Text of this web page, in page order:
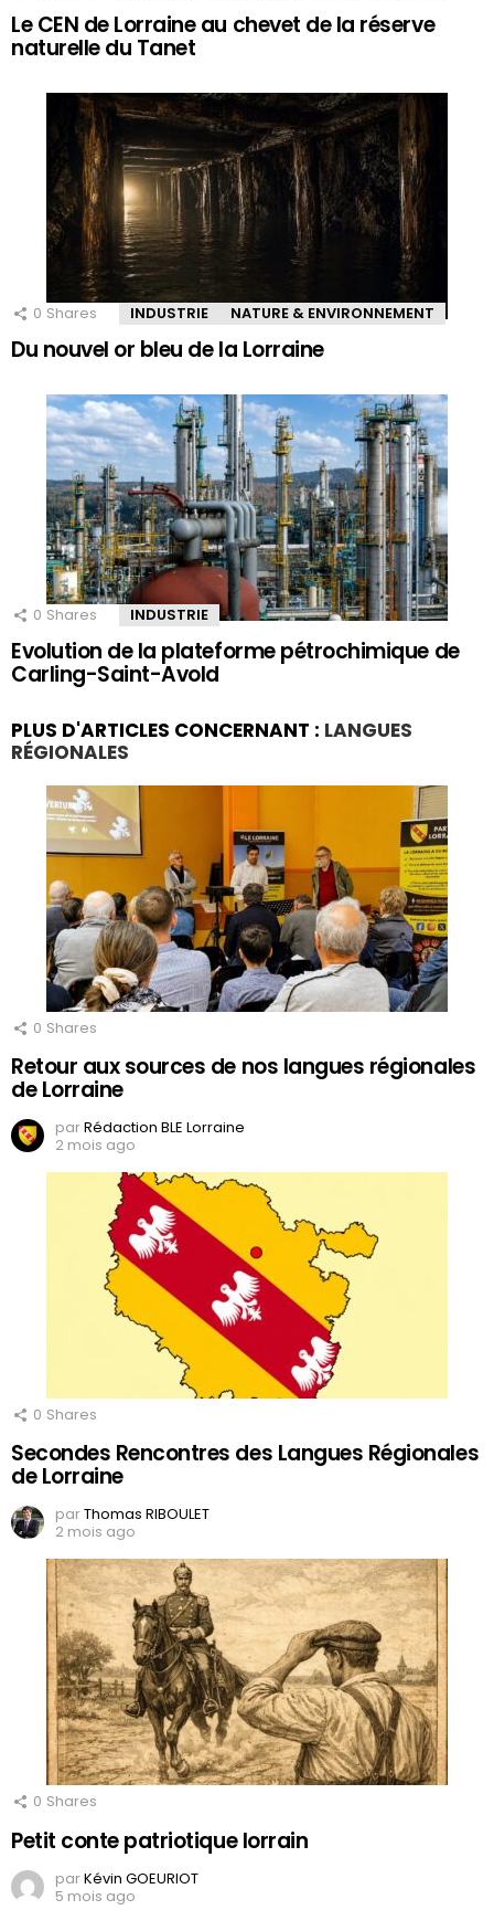
Le CEN de Lorraine au chevet de la réserve
naturelle du Tanet
0 Shares INDUSTRIE NATURE & ENVIRONNEMENT
Du nouvel or bleu de la Lorraine
0 Shares INDUSTRIE
Evolution de la plateforme pétrochimique de
Carling-Saint-Avold
PLUS D'ARTICLES CONCERNANT : LANGUES
RÉGIONALES
0 Shares
Retour aux sources de nos langues régionales
de Lorraine
parRédaction BLE Lorraine
2 mois ago
0 Shares
Secondes Rencontres des Langues Régionales
de Lorraine
parThomas RIBOULET
2 mois ago
0 Shares
Petit conte patriotique lorrain
parKévin GOEURIOT
5 mois ago